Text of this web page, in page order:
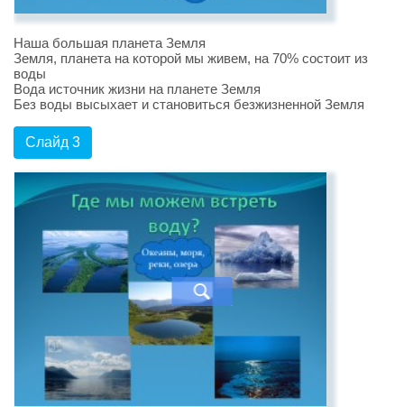
Наша большая планета Земля
Земля, планета на которой мы живем, на 70% состоит из
воды
Вода источник жизни на планете Земля
Без воды высыхает и становиться безжизненной Земля
Слайд 3